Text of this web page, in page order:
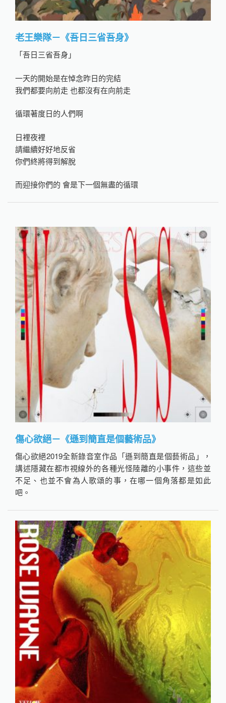
老王樂隊－《吾日三省吾身》
「吾日三省吾身」
一天的開始是在悼念昨日的完結
我們都要向前走 也都沒有在向前走
循環著度日的人們啊
日裡夜裡
請繼續好好地反省
你們終將得到解脫
而迎接你們的 會是下一個無盡的循環
傷心欲絕－《遜到簡直是個藝術品》
傷心欲絕2019全新錄音室作品「遜到簡直是個藝術品」，
講述隱藏在都市視線外的各種光怪陸離的小事件，這些並
不足、也並不會為人歌頌的事，在哪一個角落都是如此
吧。